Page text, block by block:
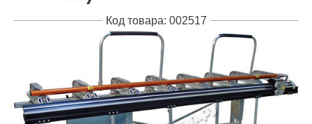
Код товара: 002517